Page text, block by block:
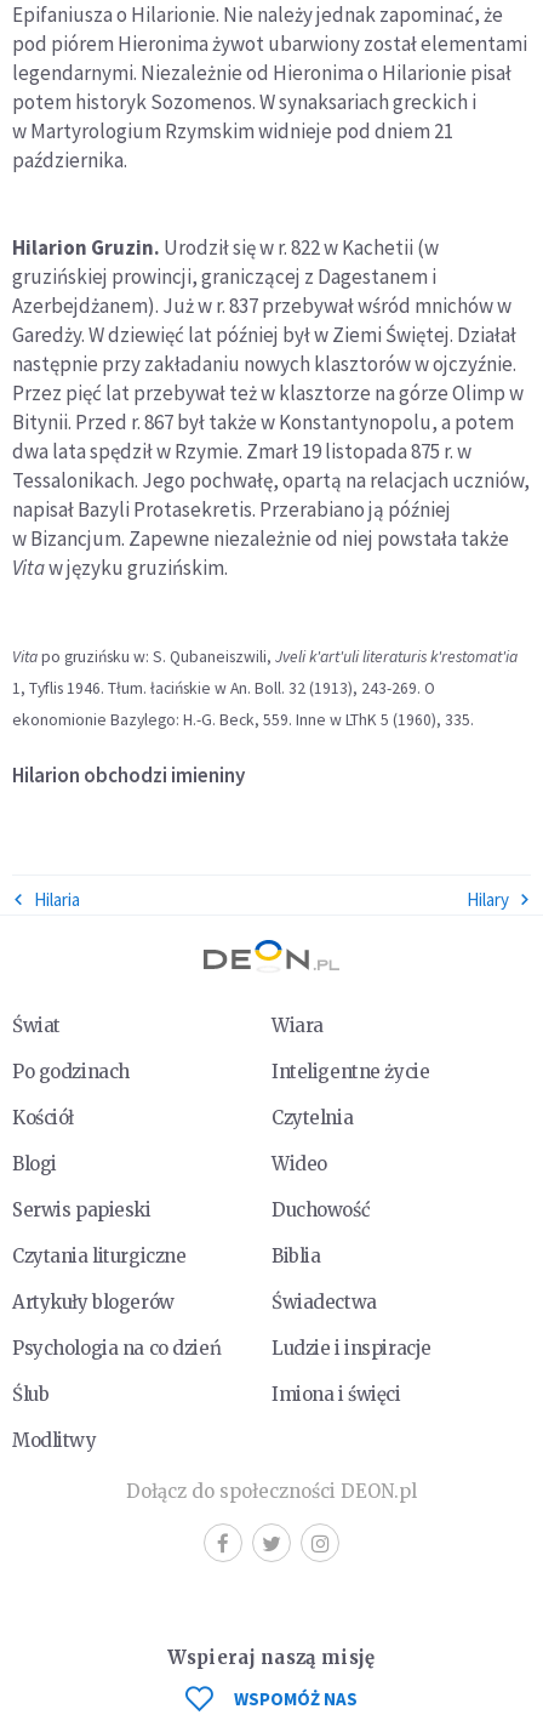
Epifaniusza o Hilarionie. Nie należy jednak zapominać, że
pod piórem Hieronima żywot ubarwiony został elementami
legendarnymi. Niezależnie od Hieronima o Hilarionie pisał
potem historyk Sozomenos. W synaksariach greckich i
w Martyrologium Rzymskim widnieje pod dniem 21
października.
Hilarion Gruzin. Urodził się w r. 822 w Kachetii (w
gruzińskiej prowincji, graniczącej z Dagestanem i
Azerbejdżanem). Już w r. 837 przebywał wśród mnichów w
Garedży. W dziewięć lat później był w Ziemi Świętej. Działał
następnie przy zakładaniu nowych klasztorów w ojczyźnie.
Przez pięć lat przebywał też w klasztorze na górze Olimp w
Bitynii. Przed r. 867 był także w Konstantynopolu, a potem
dwa lata spędził w Rzymie. Zmarł 19 listopada 875 r. w
Tessalonikach. Jego pochwałę, opartą na relacjach uczniów,
napisał Bazyli Protasekretis. Przerabiano ją później
w Bizancjum. Zapewne niezależnie od niej powstała także
Vitaw języku gruzińskim.
Vitapo gruzińsku w: S. Qubaneiszwili, Jveli k'art'uli literaturis k'restomat'ia
1, Tyflis 1946. Tłum. łacińskie w An. Boll. 32 (1913), 243-269. O
ekonomionie Bazylego: H.-G. Beck, 559. Inne w LThK 5 (1960), 335.
Hilarion obchodzi imieniny
Hilaria Hilary
Świat
Wiara
Po godzinach
Inteligentne życie
Kościół
Czytelnia
Blogi
Wideo
Serwis papieski
Duchowość
Czytania liturgiczne
Biblia
Artykuły blogerów
Świadectwa
Psychologia na co dzień
Ludzie i inspiracje
Ślub
Imiona i święci
Modlitwy
Dołącz do społeczności DEON.pl
Wspieraj naszą misję
WSPOMÓŻ NAS